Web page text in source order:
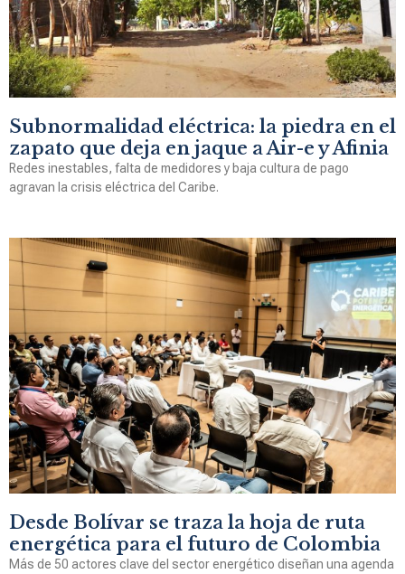
Subnormalidad eléctrica: la piedra en el
zapato que deja en jaque a Air-e y Afinia
Redes inestables, falta de medidores y baja cultura de pago
agravan la crisis eléctrica del Caribe.
Desde Bolívar se traza la hoja de ruta
energética para el futuro de Colombia
Más de 50 actores clave del sector energético diseñan una agenda